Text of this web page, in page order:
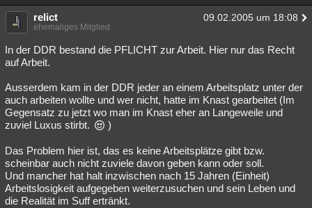
relict 09.02.2005 um 18:08
ehemaliges Mitglied
In der DDR bestand die PFLICHT zur Arbeit. Hier nur das Recht
auf Arbeit.
Ausserdem kam in der DDR jeder an einem Arbeitsplatz unter der
auch arbeiten wollte und wer nicht, hatte im Knast gearbeitet (Im
Gegensatz zu jetzt wo man im Knast eher an Langeweile und
zuviel Luxus stirbt.
)
Das Problem hier ist, das es keine Arbeitsplätze gibt bzw.
scheinbar auch nicht zuviele davon geben kann oder soll.
Und mancher hat halt inzwischen nach 15 Jahren (Einheit)
Arbeitslosigkeit aufgegeben weiterzusuchen und sein Leben und
die Realität im Suff ertränkt.